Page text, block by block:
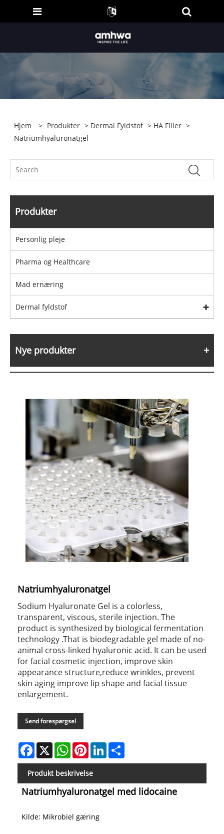
Hjem > Produkter > Dermal Fyldstof > HA Filler >
Natriumhyaluronatgel
Produkter
Personlig pleje
Pharma og Healthcare
Mad ernæring
Dermal fyldstof
Nye produkter
Natriumhyaluronatgel
Sodium Hyaluronate Gel is a colorless,
transparent, viscous, sterile injection. The
product is synthesized by biological fermentation
technology .That is biodegradable gel made of no-
animal cross-linked hyaluronic acid. It can be used
for facial cosmetic injection, improve skin
appearance structure,reduce wrinkles, prevent
skin aging improve lip shape and facial tissue
enlargement.
Send forespørgsel
Facebook
X WhatsAppPinterestLinkedIn
Produkt beskrivelse
Natriumhyaluronatgel med lidocaine
Kilde: Mikrobiel gæring